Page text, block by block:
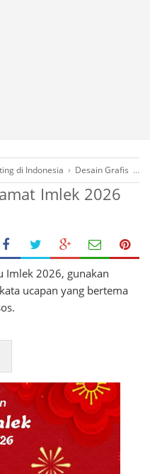
di Indonesia › Desain Grafis
Imlek 2026
Imlek 2026, gunakan
ucapan yang bertema